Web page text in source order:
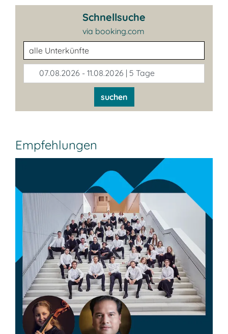
Schnellsuche
via booking.com
Unterkunftsart
07.08.2026 - 11.08.2026 | 5 Tage
suchen
Empfehlungen